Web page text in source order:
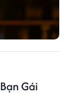
Gái